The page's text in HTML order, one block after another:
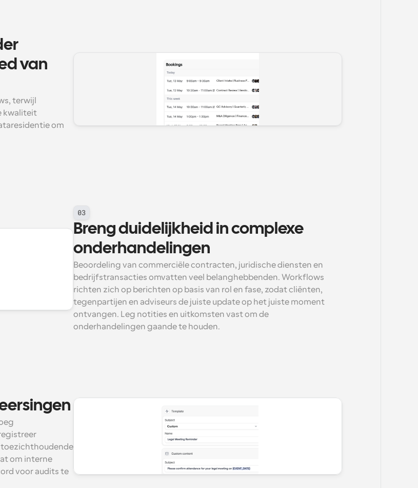
van
terwijl
kwaliteit
om
03
Breng duidelijkheid in complexe
onderhandelingen
Beoordeling van commerciële contracten, juridische diensten en
bedrijfstransacties omvatten veel belanghebbenden. Workflows
richten zich op berichten op basis van rol en fase, zodat cliënten,
tegenpartijen en adviseurs de juiste update op het juiste moment
ontvangen. Leg notities en uitkomsten vast om de
onderhandelingen gaande te houden.
toezichthoudende
om interne
voor audits te